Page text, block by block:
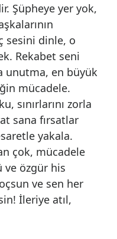
Şüpheye yer yok,
sesini dinle, o
Rekabet seni
unutma, en büyük
mücadele.
sınırlarını zorla
sana fırsatlar
yakala.
çok, mücadele
ve özgür his
ve sen her
İleriye atıl,